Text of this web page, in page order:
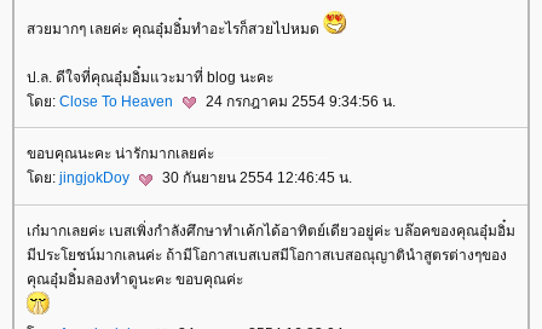
สวยมากๆ เลยค่ะ คุณอุ๋มอิ๋มทำอะไรก็สวยไปหมด
ป.ล. ดีใจที่คุณอุ๋มอิ๋มแวะมาที่ blog นะคะ
ดย: Close To Heaven 24 กรกฎาคม 2554 9:34:56 น.
ขอบคุณนะคะ น่ารักมากเลยค่ะ
ดย: jingjokDoy 30 กันยายน 2554 12:46:45 น.
เก๋มากเลยค่ะ เบสเพิ่งกำลังศึกษาทำเค้กได้อาทิตย์เดียวอยู่ค่ะ บล๊อคของคุณอุ๋มอิ๋ม
มีประโยชน์มากเลนค่ะ ถ้ามีโอกาสเบสเบสมีโอกาสเบสอณุญาตินำสูตรต่างๆของ
คุณอุ๋มอิ๋มลองทำดูนะคะ ขอบคุณค่ะ